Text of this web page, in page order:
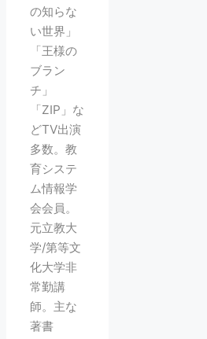
の知らな
い世界」
「王様の
ブラン
チ」
「ZIP」な
どTV出演
多数。教
育システ
ム情報学
会会員。
元立教大
学/第等文
化大学非
常勤講
師。主な
著書